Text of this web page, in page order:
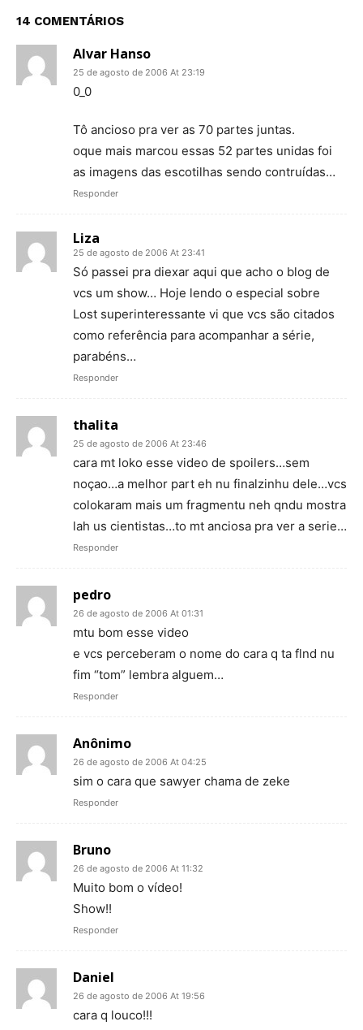
14 COMENTÁRIOS
Alvar Hanso
25 de agosto de 2006 At 23:19
0_0
Tô ancioso pra ver as 70 partes juntas.
oque mais marcou essas 52 partes unidas foi
as imagens das escotilhas sendo contruídas…
Responder
Liza
25 de agosto de 2006 At 23:41
Só passei pra diexar aqui que acho o blog de
vcs um show… Hoje lendo o especial sobre
Lost superinteressante vi que vcs são citados
como referência para acompanhar a série,
parabéns…
Responder
thalita
25 de agosto de 2006 At 23:46
cara mt loko esse video de spoilers…sem
noçao…a melhor part eh nu finalzinhu dele…vcs
colokaram mais um fragmentu neh qndu mostra
lah us cientistas…to mt anciosa pra ver a serie…
Responder
pedro
26 de agosto de 2006 At 01:31
mtu bom esse video
e vcs perceberam o nome do cara q ta flnd nu
fim “tom” lembra alguem…
Responder
Anônimo
26 de agosto de 2006 At 04:25
sim o cara que sawyer chama de zeke
Responder
Bruno
26 de agosto de 2006 At 11:32
Muito bom o vídeo!
Show!!
Responder
Daniel
26 de agosto de 2006 At 19:56
cara q louco!!!